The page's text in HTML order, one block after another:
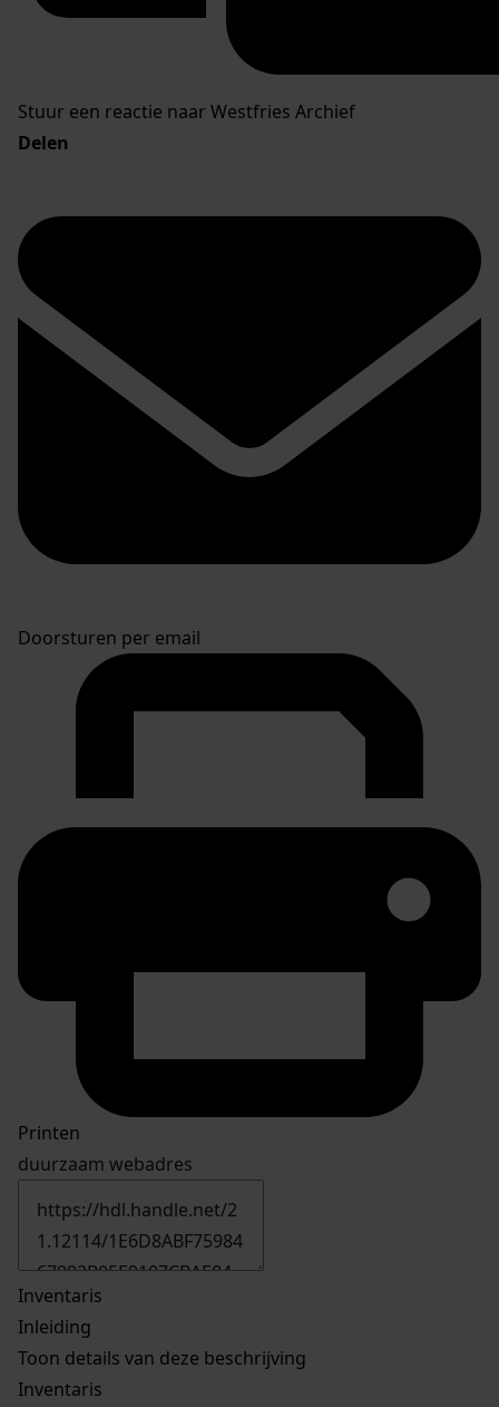
Stuur een reactie naar Westfries Archief
Delen
Doorsturen per email
Printen
duurzaam webadres
Inventaris
Inleiding
Toon details van deze beschrijving
Inventaris